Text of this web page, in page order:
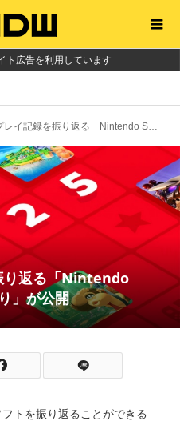
ト広告を利用しています
を振り返る「Nintendo Switch 2025年の振り返り」が公開
り返る「Nintendo
」が公開
トを振り返ることができる